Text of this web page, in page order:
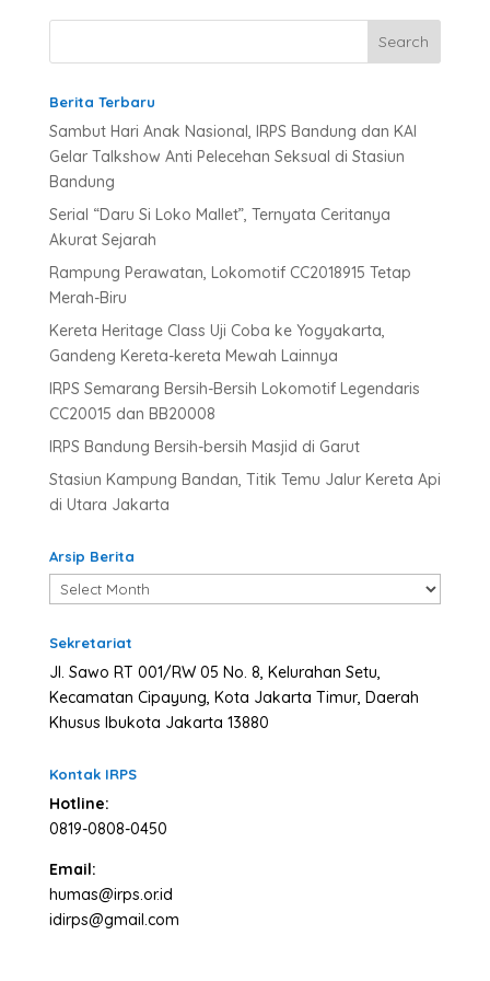
i
v
e
:
Berita Terbaru
Sambut Hari Anak Nasional, IRPS Bandung dan KAI
Gelar Talkshow Anti Pelecehan Seksual di Stasiun
Bandung
Serial “Daru Si Loko Mallet”, Ternyata Ceritanya
Akurat Sejarah
Rampung Perawatan, Lokomotif CC2018915 Tetap
Merah-Biru
Kereta Heritage Class Uji Coba ke Yogyakarta,
Gandeng Kereta-kereta Mewah Lainnya
IRPS Semarang Bersih-Bersih Lokomotif Legendaris
CC20015 dan BB20008
IRPS Bandung Bersih-bersih Masjid di Garut
Stasiun Kampung Bandan, Titik Temu Jalur Kereta Api
di Utara Jakarta
Arsip Berita
Arsip
Berita
Sekretariat
Jl. Sawo RT 001/RW 05 No. 8, Kelurahan Setu,
Kecamatan Cipayung, Kota Jakarta Timur, Daerah
Khusus Ibukota Jakarta 13880
Kontak IRPS
Hotline:
0819-0808-0450
Email:
humas@irps.or.id
idirps@gmail.com